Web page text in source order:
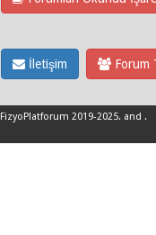
İletişim Forum
FizyoPlatforum 2019-2025. and .